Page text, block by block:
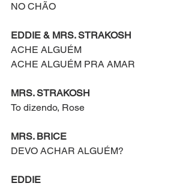
NO CHÃO
EDDIE & MRS. STRAKOSH
ACHE ALGUÉM
ACHE ALGUÉM PRA AMAR
MRS. STRAKOSH
To dizendo, Rose
MRS. BRICE
DEVO ACHAR ALGUÉM?
EDDIE